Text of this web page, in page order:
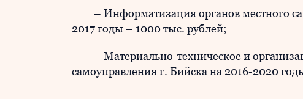
– Информатизация органов местного
2017 годы – 1000 тыс. рублей;
– Материально-техническое и
самоуправления г. Бийска на 2016-2020